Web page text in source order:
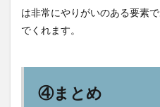
は非常にやりがいのある要素
でくれます。
④まとめ